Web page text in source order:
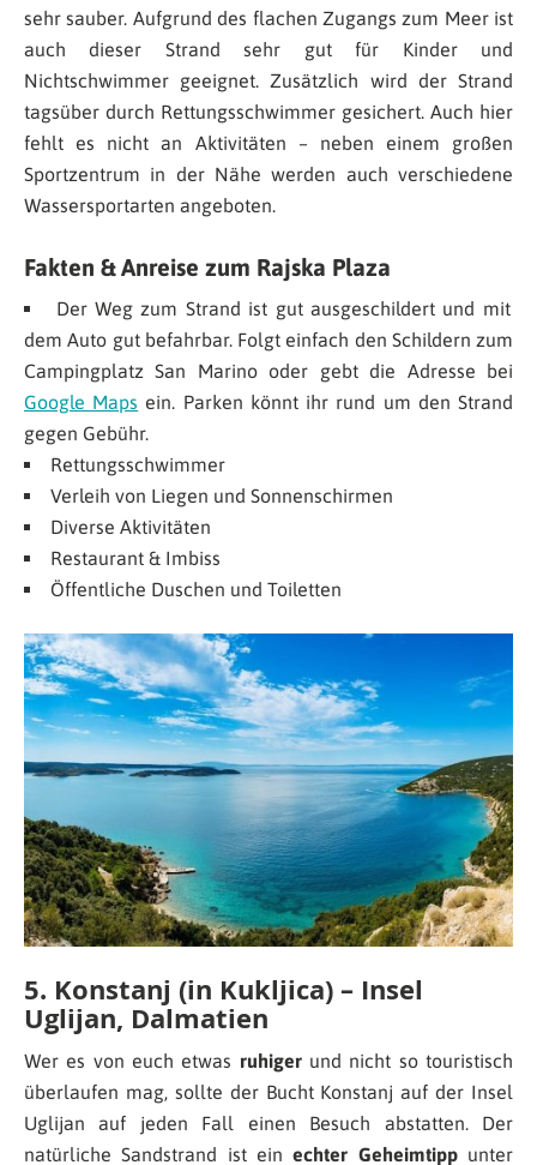
sehr sauber. Aufgrund des flachen Zugangs zum Meer ist
auch dieser Strand sehr gut für Kinder und
Nichtschwimmer geeignet. Zusätzlich wird der Strand
tagsüber durch Rettungsschwimmer gesichert. Auch hier
fehlt es nicht an Aktivitäten – neben einem großen
Sportzentrum in der Nähe werden auch verschiedene
Wassersportarten angeboten.
Fakten & Anreise zum Rajska Plaza
Der Weg zum Strand ist gut ausgeschildert und mit
dem Auto gut befahrbar. Folgt einfach den Schildern zum
Campingplatz San Marino oder gebt die Adresse bei
Google Maps ein. Parken könnt ihr rund um den Strand
gegen Gebühr.
Rettungsschwimmer
Verleih von Liegen und Sonnenschirmen
Diverse Aktivitäten
Restaurant & Imbiss
Öffentliche Duschen und Toiletten
5. Konstanj (in Kukljica) – Insel
Uglijan, Dalmatien
Wer es von euch etwas ruhigerund nicht so touristisch
überlaufen mag, sollte der Bucht Konstanj auf der Insel
Uglijan auf jeden Fall einen Besuch abstatten. Der
natürliche Sandstrand ist ein echter Geheimtippunter